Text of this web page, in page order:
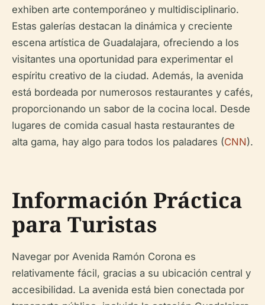
exhiben arte contemporáneo y multidisciplinario.
Estas galerías destacan la dinámica y creciente
escena artística de Guadalajara, ofreciendo a los
visitantes una oportunidad para experimentar el
espíritu creativo de la ciudad. Además, la avenida
está bordeada por numerosos restaurantes y cafés,
proporcionando un sabor de la cocina local. Desde
lugares de comida casual hasta restaurantes de
alta gama, hay algo para todos los paladares (CNN).
Información Práctica
para Turistas
Navegar por Avenida Ramón Corona es
relativamente fácil, gracias a su ubicación central y
accesibilidad. La avenida está bien conectada por